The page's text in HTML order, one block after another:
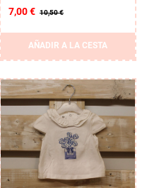
7,00 € 10,50 €
AÑADIR A LA CESTA